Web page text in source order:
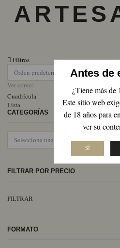
Antes de
¿Tiene más de
Este sitio web
de 18 años para
ver su
SÍ
Filtros
Ver como:
Cuadrícula
Lista
CATEGORÍAS
FILTRAR POR PRECIO
FILTRAR
FORMATO